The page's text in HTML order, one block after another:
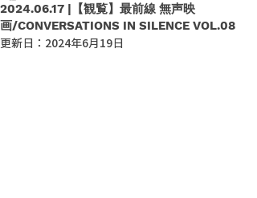
2024.06.17 |【観覧】最前線 無声映
画/CONVERSATIONS IN SILENCE VOL.08
更新日： 2024年6月19日